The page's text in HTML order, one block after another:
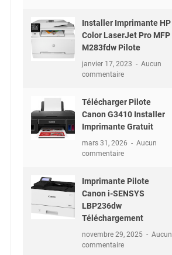
Installer Imprimante HP
Color LaserJet Pro MFP
M283fdw Pilote
janvier 17, 2023
Aucun
commentaire
Télécharger Pilote
Canon G3410 Installer
Imprimante Gratuit
mars 31, 2026
Aucun
commentaire
Imprimante Pilote
Canon i-SENSYS
LBP236dw
Téléchargement
novembre 29, 2025
Aucun
commentaire